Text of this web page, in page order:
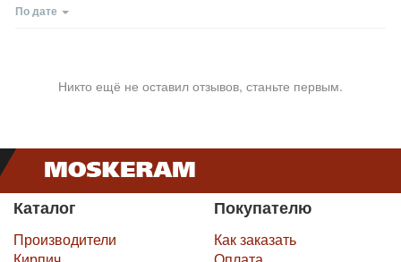
По дате
Никто ещё не оставил отзывов, станьте первым.
Каталог
Производители
Покупателю
Как заказать